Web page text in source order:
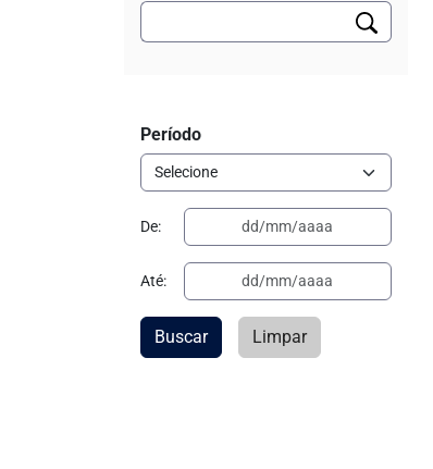
Período
De:
Até:
Buscar Limpar